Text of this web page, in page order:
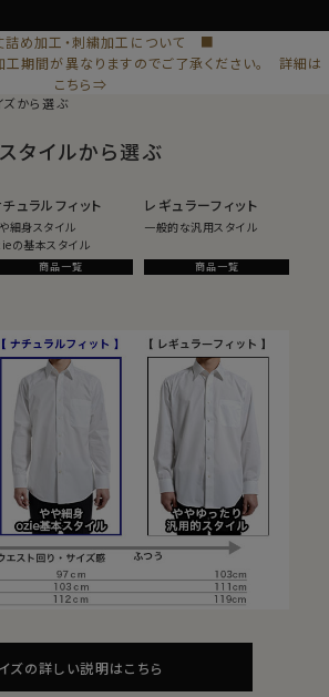
め加工・刺繍加工について ■
工期間が異なりますのでご了承ください。 詳細は
こちら⇒
ズから選ぶ
スタイルから選ぶ
ュラルフィット
細身スタイル
の基本スタイル
商品一覧
レギュラーフィット
一般的な汎用スタイル
商品一覧
ズの詳しい説明はこちら